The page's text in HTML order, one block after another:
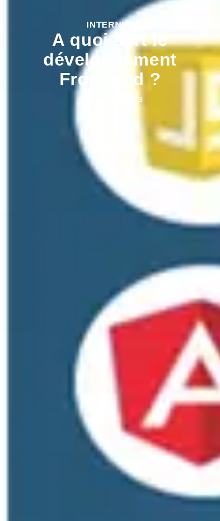
INTERNET
A quoi sert le
développement
Front-end ?
14 novembre 2023